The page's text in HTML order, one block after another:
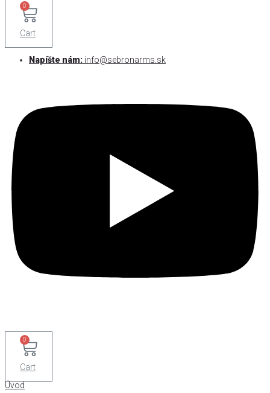
0
Cart
Napíšte nám: info@sebronarms.sk
0
Cart
Úvod